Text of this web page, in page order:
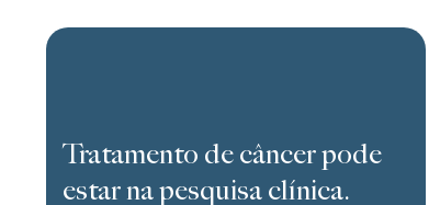
Tratamento de câncer pode
estar na pesquisa clínica.